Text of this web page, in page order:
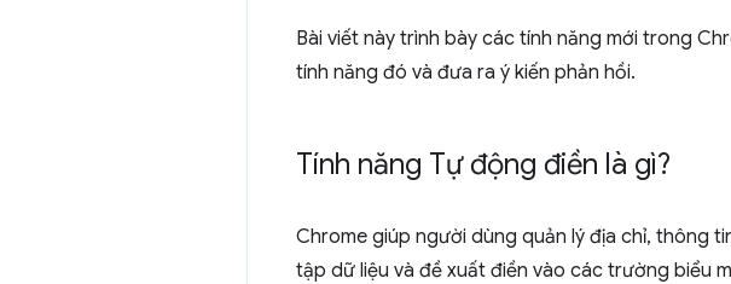
Bài viết này trình bày các tính năng mới trong
tính năng đó và đưa ra ý kiến phản hồi.
Tính năng Tự động điền là gì?
Chrome giúp người dùng quản lý địa chỉ, thông
tập dữ liệu và đề xuất điền vào các trường biểu